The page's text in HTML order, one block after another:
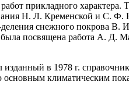
прикладного характера.
Н. Л. Кременской и С. Ф.
снежного покрова
была посвя­щена работа А. Д.
изданный в 1978 г.
климатическим